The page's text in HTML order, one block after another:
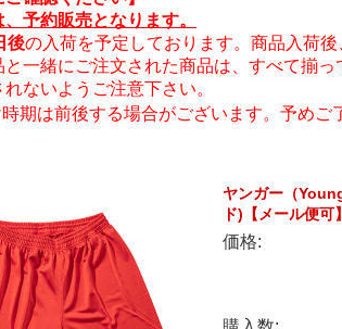
予約販売となります。
後の入荷を予定しております。商品入荷後
一緒にご注文された商品は、すべて揃
ないようご注意下さい。
期は前後する場合がございます。予めご
ヤンガー（
ド)【メール便可
価格: